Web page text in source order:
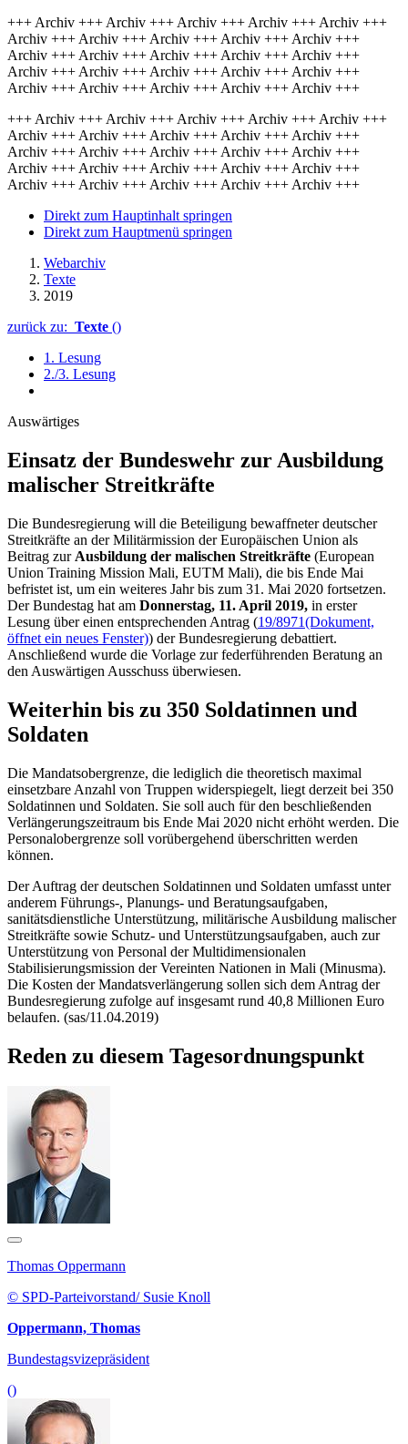
+++ Archiv +++ Archiv +++ Archiv +++ Archiv +++ Archiv +++
Archiv +++ Archiv +++ Archiv +++ Archiv +++ Archiv +++
Archiv +++ Archiv +++ Archiv +++ Archiv +++ Archiv +++
Archiv +++ Archiv +++ Archiv +++ Archiv +++ Archiv +++
Archiv +++ Archiv +++ Archiv +++ Archiv +++ Archiv +++
+++ Archiv +++ Archiv +++ Archiv +++ Archiv +++ Archiv +++
Archiv +++ Archiv +++ Archiv +++ Archiv +++ Archiv +++
Archiv +++ Archiv +++ Archiv +++ Archiv +++ Archiv +++
Archiv +++ Archiv +++ Archiv +++ Archiv +++ Archiv +++
Archiv +++ Archiv +++ Archiv +++ Archiv +++ Archiv +++
Direkt zum Hauptinhalt springen
Direkt zum Hauptmenü springen
Webarchiv
Texte
2019
zurück zu: Texte ()
1. Lesung
2./3. Lesung
Auswärtiges
Einsatz der Bundeswehr zur Ausbildung
malischer Streitkräfte
Die Bundesregierung will die Beteiligung bewaffneter deutscher
Streitkräfte an der Militärmission der Europäischen Union als
Beitrag zur Ausbildung der malischen Streitkräfte (European
Union Training Mission Mali, EUTM Mali), die bis Ende Mai
befristet ist, um ein weiteres Jahr bis zum 31. Mai 2020 fortsetzen.
Der Bundestag hat am Donnerstag, 11. April 2019, in erster
Lesung über einen entsprechenden Antrag (19/8971(Dokument,
öffnet ein neues Fenster)) der Bundesregierung debattiert.
Anschließend wurde die Vorlage zur federführenden Beratung an
den Auswärtigen Ausschuss überwiesen.
Weiterhin bis zu 350 Soldatinnen und
Soldaten
Die Mandatsobergrenze, die lediglich die theoretisch maximal
einsetzbare Anzahl von Truppen widerspiegelt, liegt derzeit bei 350
Soldatinnen und Soldaten. Sie soll auch für den beschließenden
Verlängerungszeitraum bis Ende Mai 2020 nicht erhöht werden. Die
Personalobergrenze soll vorübergehend überschritten werden
können.
Der Auftrag der deutschen Soldatinnen und Soldaten umfasst unter
anderem Führungs-, Planungs- und Beratungsaufgaben,
sanitätsdienstliche Unterstützung, militärische Ausbildung malischer
Streitkräfte sowie Schutz- und Unterstützungsaufgaben, auch zur
Unterstützung von Personal der Multidimensionalen
Stabilisierungsmission der Vereinten Nationen in Mali (Minusma).
Die Kosten der Mandatsverlängerung sollen sich dem Antrag der
Bundesregierung zufolge auf insgesamt rund 40,8 Millionen Euro
belaufen. (sas/11.04.2019)
Reden zu diesem Tagesordnungspunkt
Thomas Oppermann
© SPD-Parteivorstand/ Susie Knoll
Oppermann, Thomas
Bundestagsvizepräsident
()